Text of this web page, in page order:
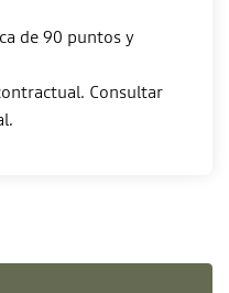
de 90 puntos y
Consultar